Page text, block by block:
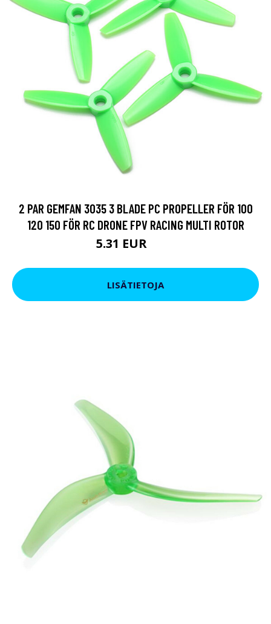
2 PAR GEMFAN 3035 3 BLADE PC PROPELLER FÖR 100
120 150 FÖR RC DRONE FPV RACING MULTI ROTOR
5.31 EUR
LISÄTIETOJA